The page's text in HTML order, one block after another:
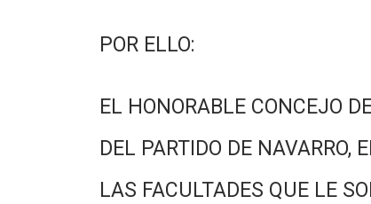
POR ELLO:
EL HONORABLE CONCEJO
DEL PARTIDO DE NAVARRO,
LAS FACULTADES QUE LE